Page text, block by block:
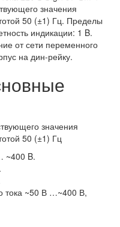
значения
50 (±1) Гц. Пределы
индикации: 1 B.
от сети переменного
на дин-рейку.
значения
50 (±1) Гц
~400 B.
тока ~50 В …~400 В,